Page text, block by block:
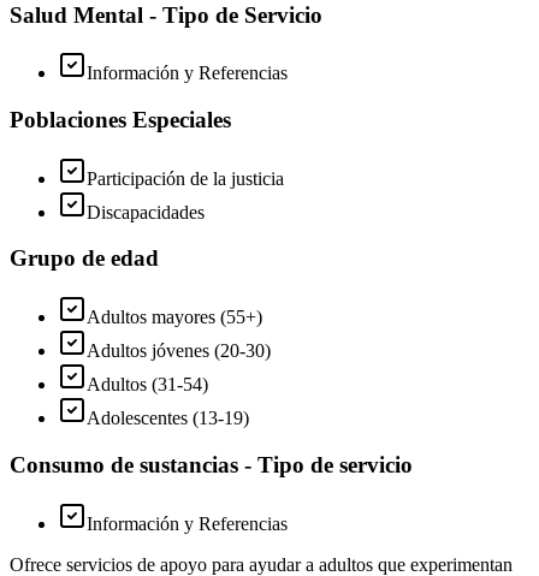
Salud Mental - Tipo de Servicio
Información y Referencias
Poblaciones Especiales
Participación de la justicia
Discapacidades
Grupo de edad
Adultos mayores (55+)
Adultos jóvenes (20-30)
Adultos (31-54)
Adolescentes (13-19)
Consumo de sustancias - Tipo de servicio
Información y Referencias
Ofrece servicios de apoyo para ayudar a adultos que experimentan